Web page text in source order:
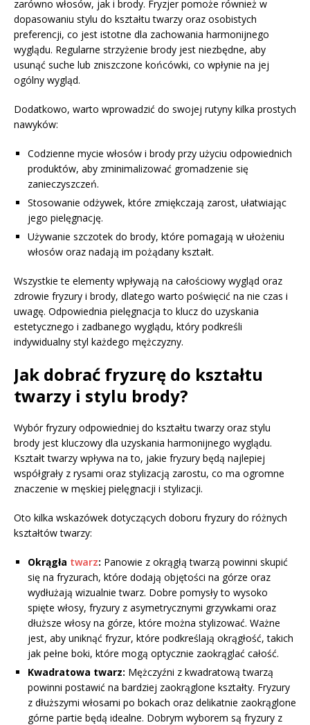
zarówno włosów, jak i brody. Fryzjer pomoże również w
dopasowaniu stylu do kształtu twarzy oraz osobistych
preferencji, co jest istotne dla zachowania harmonijnego
wyglądu. Regularne strzyżenie brody jest niezbędne, aby
usunąć suche lub zniszczone końcówki, co wpłynie na jej
ogólny wygląd.
Dodatkowo, warto wprowadzić do swojej rutyny kilka prostych
nawyków:
Codzienne mycie włosów i brody przy użyciu odpowiednich
produktów, aby zminimalizować gromadzenie się
zanieczyszczeń.
Stosowanie odżywek, które zmiękczają zarost, ułatwiając
jego pielęgnację.
Używanie szczotek do brody, które pomagają w ułożeniu
włosów oraz nadają im pożądany kształt.
Wszystkie te elementy wpływają na całościowy wygląd oraz
zdrowie fryzury i brody, dlatego warto poświęcić na nie czas i
uwagę. Odpowiednia pielęgnacja to klucz do uzyskania
estetycznego i zadbanego wyglądu, który podkreśli
indywidualny styl każdego mężczyzny.
Jak dobrać fryzurę do kształtu
twarzy i stylu brody?
Wybór fryzury odpowiedniej do kształtu twarzy oraz stylu
brody jest kluczowy dla uzyskania harmonijnego wyglądu.
Kształt twarzy wpływa na to, jakie fryzury będą najlepiej
współgrały z rysami oraz stylizacją zarostu, co ma ogromne
znaczenie w męskiej pielęgnacji i stylizacji.
Oto kilka wskazówek dotyczących doboru fryzury do różnych
kształtów twarzy:
Okrągła twarz: Panowie z okrągłą twarzą powinni skupić
się na fryzurach, które dodają objętości na górze oraz
wydłużają wizualnie twarz. Dobre pomysły to wysoko
spięte włosy, fryzury z asymetrycznymi grzywkami oraz
dłuższe włosy na górze, które można stylizować. Ważne
jest, aby uniknąć fryzur, które podkreślają okrągłość, takich
jak pełne boki, które mogą optycznie zaokrąglać całość.
Kwadratowa twarz: Mężczyźni z kwadratową twarzą
powinni postawić na bardziej zaokrąglone kształty. Fryzury
z dłuższymi włosami po bokach oraz delikatnie zaokrąglone
górne partie będą idealne. Dobrym wyborem są fryzury z